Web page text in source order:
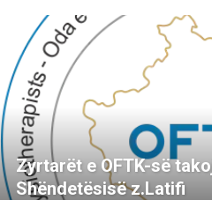
Zyrtarët e OFTK-së
Shëndetësisë z.Latifi